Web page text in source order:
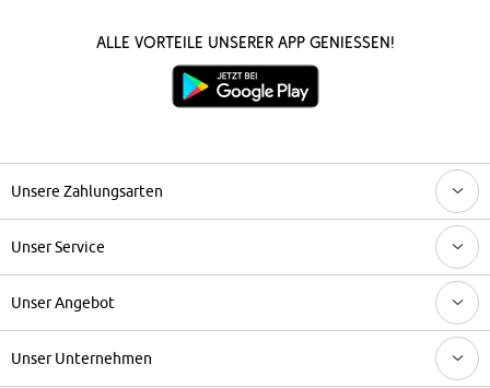
Alle Vorteile unserer App genießen!
Unsere Zahlungsarten
Unser Service
Unser Angebot
Unser Unternehmen